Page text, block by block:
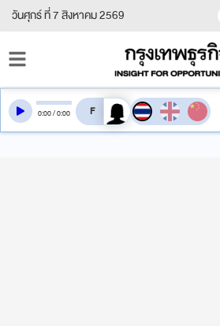
วันศุกร์ ที่ 7 สิงหาคม 2569
0:00/0:00 สลับเสียงอ่าน